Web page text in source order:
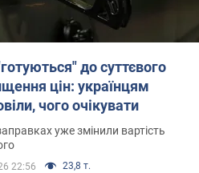
до суттєвого
цін: українцям
чого очікувати
уже змінили вартість
22:56 23,8 т.